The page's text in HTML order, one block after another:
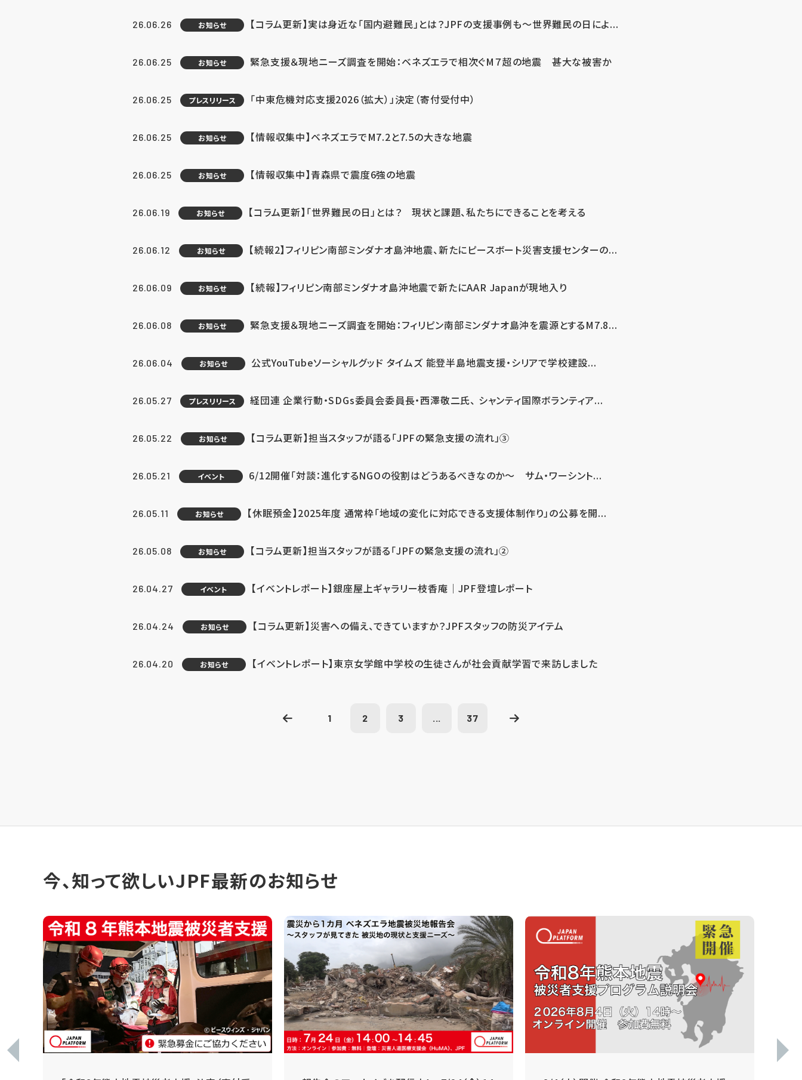
26.06.26 お知らせ 【コラム更新】実は身近な「国内避難民」とは？JPFの支援事例も～世界難民の日によ...
26.06.25 お知らせ 緊急支援＆現地ニーズ調査を開始：ベネズエラで相次ぐM７超の地震 甚大な被害か
26.06.25 プレスリリース 「中東危機対応支援2026（拡大）」決定（寄付受付中）
26.06.25 お知らせ 【情報収集中】ベネズエラでM7.2と7.5の大きな地震
26.06.25 お知らせ 【情報収集中】青森県で震度6強の地震
26.06.19 お知らせ 【コラム更新】「世界難民の日」とは？ 現状と課題、私たちにできることを考える
26.06.12 お知らせ 【続報2】フィリピン南部ミンダナオ島沖地震、新たにピースボート災害支援センターの...
26.06.09 お知らせ 【続報】フィリピン南部ミンダナオ島沖地震で新たにAAR Japanが現地入り
26.06.08 お知らせ 緊急支援＆現地ニーズ調査を開始：フィリピン南部ミンダナオ島沖を震源とするM7.8...
26.06.04 お知らせ 公式YouTubeソーシャルグッド タイムズ 能登半島地震支援・シリアで学校建設...
26.05.27 プレスリリース 経団連 企業行動・SDGs委員会委員長・西澤敬二氏、 シャンティ国際ボランティア...
26.05.22 お知らせ 【コラム更新】担当スタッフが語る「JPFの緊急支援の流れ」③
26.05.21 イベント 6/12開催「対談：進化するNGOの役割はどうあるべきなのか～ サム・ワーシント...
26.05.11 お知らせ 【休眠預金】2025年度 通常枠「地域の変化に対応できる支援体制作り」の公募を開...
26.05.08 お知らせ 【コラム更新】担当スタッフが語る「JPFの緊急支援の流れ」②
26.04.27 イベント 【イベントレポート】銀座屋上ギャラリー枝香庵｜JPF登壇レポート
26.04.24 お知らせ 【コラム更新】災害への備え、できていますか？JPFスタッフの防災アイテム
26.04.20 お知らせ 【イベントレポート】東京女学館中学校の生徒さんが社会貢献学習で来訪しました
1 2 3 ... 37
今、知って欲しいJPF最新のお知らせ